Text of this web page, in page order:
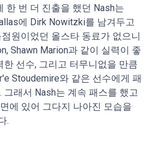
한 번 더 진출을 했던 Nash는
에 Dirk Nowitzki를 남겨두고
원이었던 올스타 동료가 없으니
Shawn Marion과 같이 실력이 좋
한 선수, 그리고 터무니없을 만큼
Stoudemire와 같은 선수에게 패
그래서 Nash는 계속 패스를 했고
에 있어 그다지 나아진 모습을
.